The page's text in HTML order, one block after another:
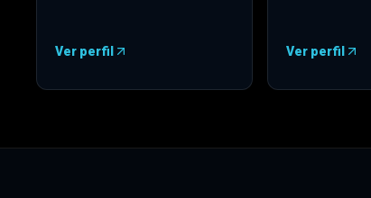
Ver perfil
—Google(abre em uma nova guia
Ver perfil
—Trustpilot